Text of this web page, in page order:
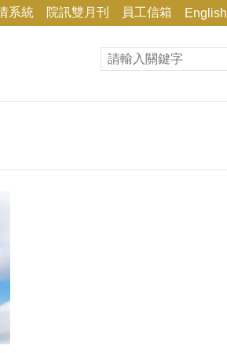
系統 院訊雙月刊 員工信箱 English